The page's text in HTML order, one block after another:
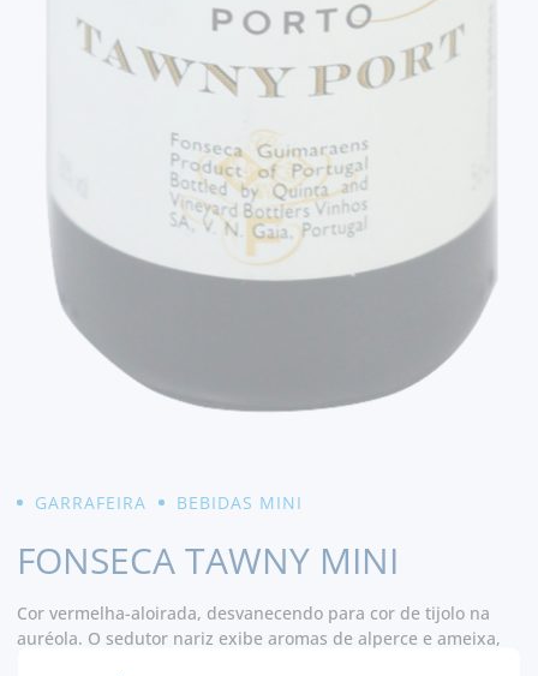
GARRAFEIRA BEBIDAS MINI
FONSECA TAWNY MINI
Cor vermelha-aloirada, desvanecendo para cor de tijolo na
auréola. O sedutor nariz exibe aromas de alperce e ameixa,